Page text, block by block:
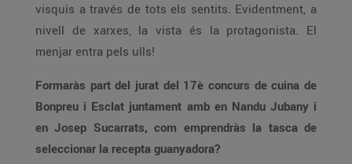
visquis a través de tots els sentits. Evidentment, a
nivell de xarxes, la vista és la protagonista. El
menjar entra pels ulls!
Formaràs part del jurat del 17è concurs de cuina de
Bonpreu i Esclat juntament amb en Nandu Jubany i
en Josep Sucarrats, com emprendràs la tasca de
seleccionar la recepta guanyadora?